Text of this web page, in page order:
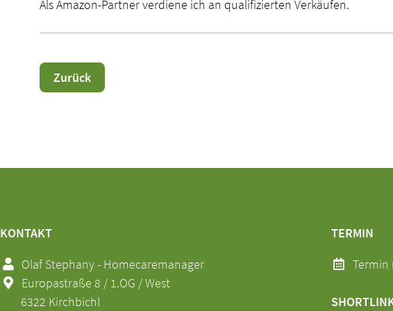
Als Amazon-Partner verdiene ich an qualifizierten Verkäufen.
Zurück
KONTAKT
Olaf Stephany - Homecaremanager
Europastraße 8 / 1.OG / West
6322 Kirchbichl
TERMIN
Termin